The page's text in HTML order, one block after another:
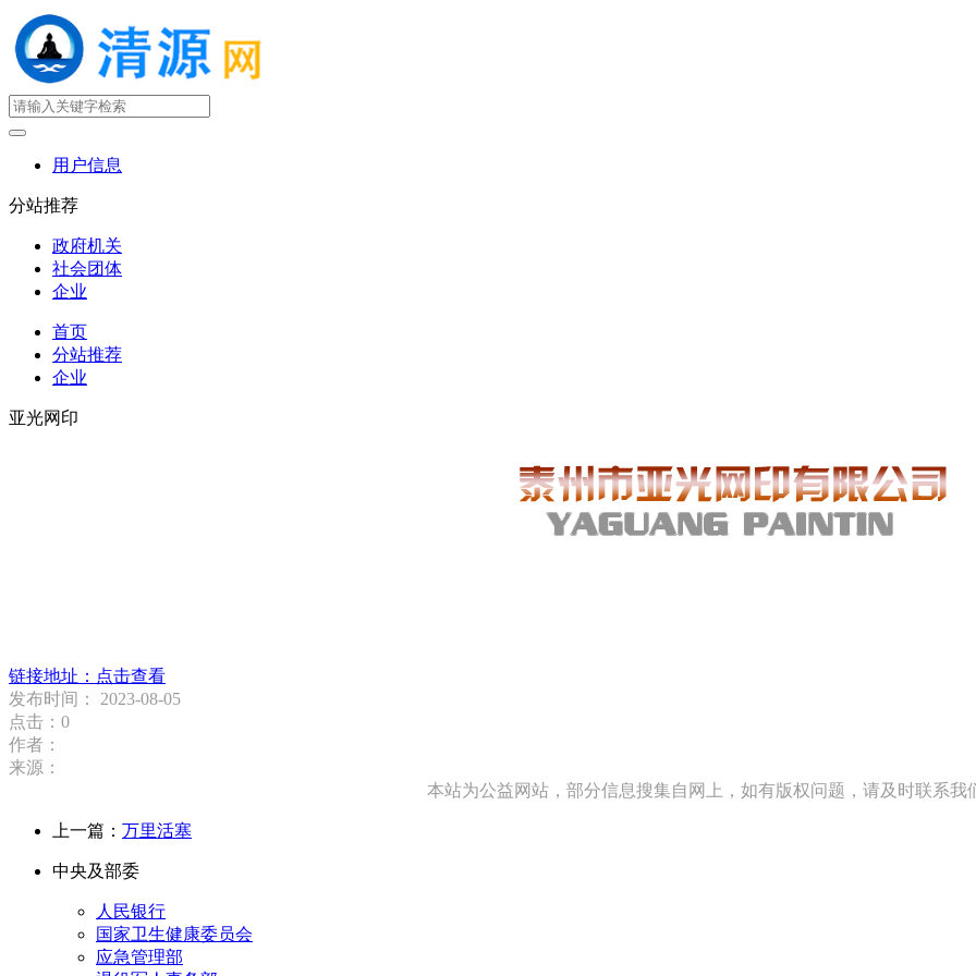
用户信息
分站推荐
政府机关
社会团体
企业
首页
分站推荐
企业
亚光网印
链接地址：点击查看
发布时间： 2023-08-05
点击： 0
作者：
来源：
本站为公益网站，部分信息搜集自网上，如有版权问题，请及时联系我
上一篇： 万里活塞
中央及部委
人民银行
国家卫生健康委员会
应急管理部